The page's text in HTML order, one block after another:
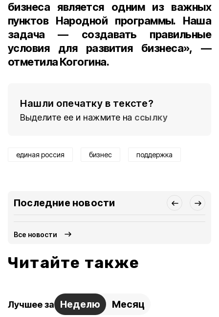
бизнеса является одним из важных
пунктов Народной программы. Наша
задача — создавать правильные
условия для развития бизнеса», —
отметила Когогина.
Нашли опечатку в тексте?
Выделите ее и нажмите на ссылку
единая россия бизнес поддержка
Последние новости
Все новости
Читайте также
Лучшее за Неделю Месяц